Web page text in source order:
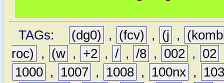
TAGs: (dg0) , (fcv) , (j ,
roc)
, (w , +2 , / , /8 , 002 , 02
1000 , 1007 , 1008 , 100nx ,